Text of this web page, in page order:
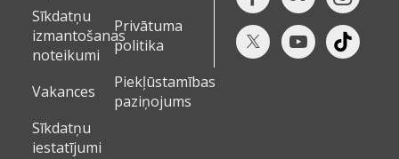
Sīkdatņu
izmantošanas
noteikumi
Privātuma
politika
Vakances
Piekļūstamības
paziņojums
Sīkdatņu
iestatījumi